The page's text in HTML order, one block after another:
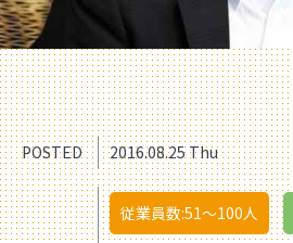
POSTED 2016.08.25 Thu
従業員数:51〜100人